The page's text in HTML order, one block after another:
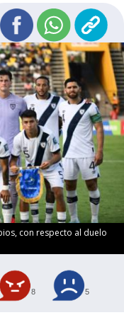
con respecto al duelo
8 5